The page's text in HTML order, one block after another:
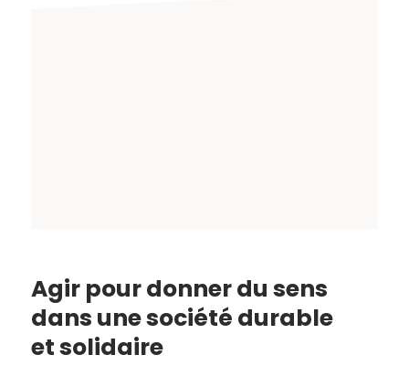
Agir pour donner du sens
dans une société durable
et solidaire